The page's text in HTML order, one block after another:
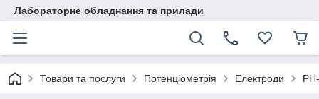
Лабораторне обладнання та прилади
Товари та послуги Потенціометрія Електроди